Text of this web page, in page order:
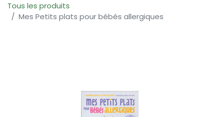
Tous les produits
Mes Petits plats pour bébés allergiques